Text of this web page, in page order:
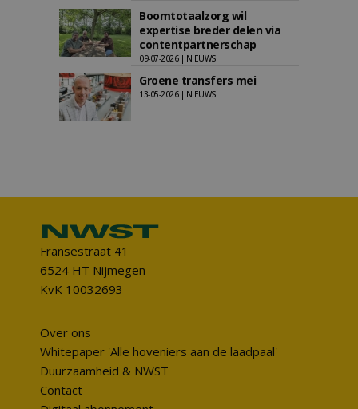
Boomtotaalzorg wil
expertise breder delen via
contentpartnerschap
09-07-2026 | NIEUWS
Groene transfers mei
13-05-2026 | NIEUWS
Fransestraat 41
6524 HT Nijmegen
KvK 10032693
Over ons
Whitepaper 'Alle hoveniers aan de laadpaal'
Duurzaamheid & NWST
Contact